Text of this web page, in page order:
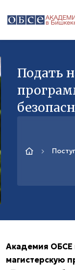
Подать
Академия ОБСЕ
магистерскую